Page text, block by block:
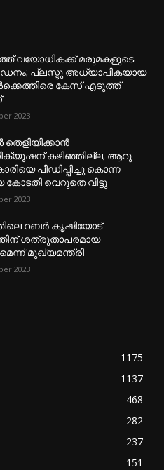
വയോധികക്ക് മരുമകളുടെ
പ്ലസ്ടു അധ്യാപികയായ
കേസ് എടുത്ത്
2023
തെളിയിക്കാൻ
കഴിഞ്ഞില്ല; ആറു
പീഡിപ്പിച്ചു കൊന്ന
കോടതി വെറുതെ വിട്ടു
2023
റബർ കൃഷിയോട്
ശത്രുതാപരമായ
മുഖ്യമന്ത്രി
2023
1175
1137
468
282
237
151